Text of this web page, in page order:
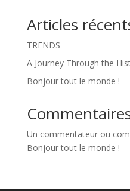
Articles
TRENDS
A Journey Through the
Bonjour tout le monde !
Un commentateur ou
Bonjour tout le monde !